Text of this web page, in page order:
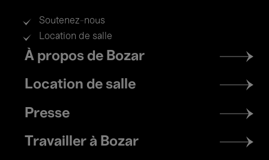
Soutenez-nous
Location de salle
Footer
menu
À propos de Bozar
Location de salle
Presse
Travailler à Bozar